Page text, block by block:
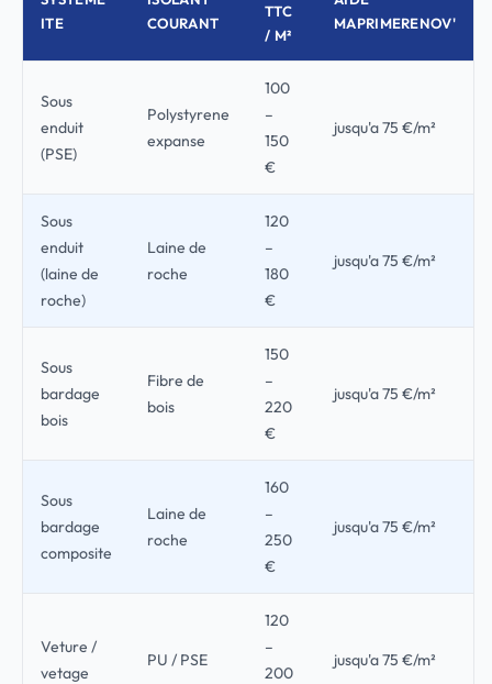
ITE
COURANT
TTC
/ M²
MAPRIMERENOV'
Sous
enduit
(PSE)
Polystyrene
expanse
100
–
150
€
jusqu'a 75 €/m²
Sous
enduit
(laine de
roche)
Laine de
roche
120
–
180
€
jusqu'a 75 €/m²
Sous
bardage
bois
Fibre de
bois
150
–
220
€
jusqu'a 75 €/m²
Sous
bardage
composite
Laine de
roche
160
–
250
€
jusqu'a 75 €/m²
Veture /
vetage
PU / PSE
120
–
200
jusqu'a 75 €/m²